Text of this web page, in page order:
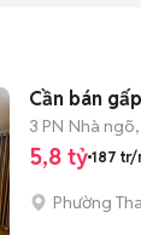
Cần bán
3 PN Nhà ngõ,
5,8 tỷ 187 tr/
Phường